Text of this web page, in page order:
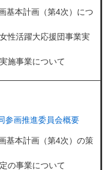
基本計画（第4次）につ
性活躍大応援団事業実
施事業について
参画推進委員会概要
基本計画（第4次）の策
の事業について